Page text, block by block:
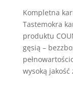
Kompletna
Tastemokra
produktu
gęsią –
wysoką